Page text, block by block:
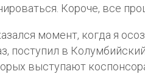
Короче, все
момент, когда я
поступил в
выступают